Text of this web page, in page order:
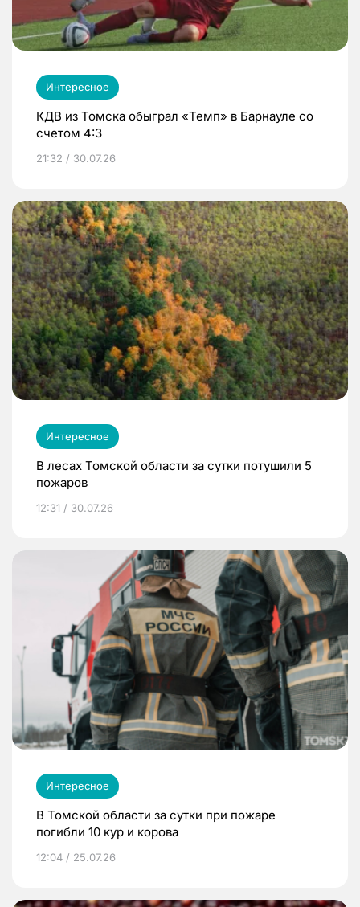
Интересное
КДВ из Томска обыграл «Темп» в Барнауле со
счетом 4:3
21:32 / 30.07.26
Интересное
В лесах Томской области за сутки потушили 5
пожаров
12:31 / 30.07.26
Интересное
В Томской области за сутки при пожаре
погибли 10 кур и корова
12:04 / 25.07.26